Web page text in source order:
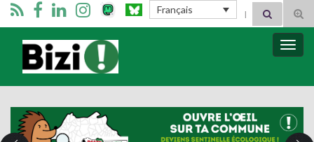
Français Search for:
Bizimugi